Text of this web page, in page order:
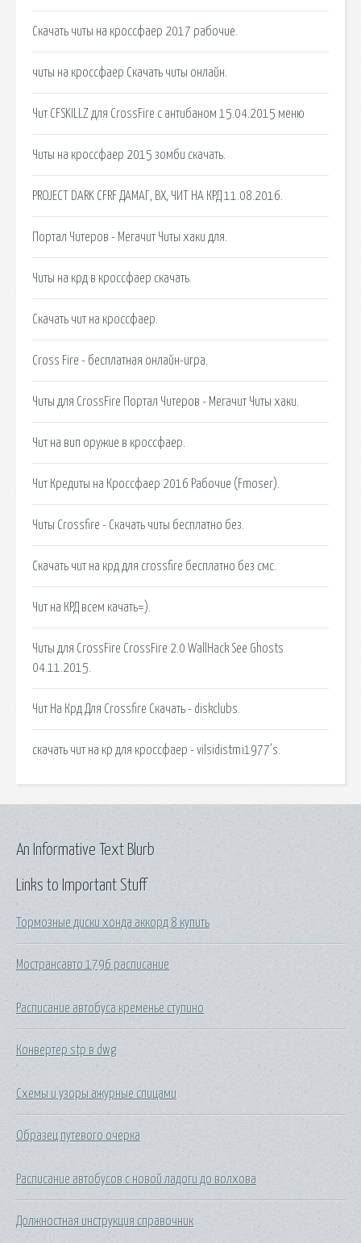
Скачать читы на кроссфаер 2017 рабочие.
читы на кроссфаер Скачать читы онлайн.
Чит CFSKILLZ для CrossFire с антибаном 15.04.2015 меню
Читы на кроссфаер 2015 зомби скачать.
PROJECT DARK CFRF ДАМАГ, ВХ, ЧИТ НА КРД 11.08.2016.
Портал Читеров - Мегачит Читы хаки для.
Читы на крд в кроссфаер скачать.
Скачать чит на кроссфаер.
Cross Fire - бесплатная онлайн-игра.
Читы для CrossFire Портал Читеров - Мегачит Читы хаки.
Чит на вип оружие в кроссфаер.
Чит Кредиты на Кроссфаер 2016 Рабочие (Fmoser).
Читы Crossfire - Скачать читы бесплатно без.
Скачать чит на крд для crossfire бесплатно без смс.
Чит на КРД всем качать=).
Читы для CrossFire CrossFire 2.0 WallHack See Ghosts
04.11.2015.
Чит На Крд Для Crossfire Скачать - diskclubs.
скачать чит на кр для кроссфаер - vilsidistmi1977’s.
Links to Important Stuff
Тормозные диски хонда аккорд 8 купить
Мострансавто 1796 расписание
Расписание автобуса кременье ступино
Конвертер stp в dwg
Схемы и узоры ажурные спицами
Образец путевого очерка
Расписание автобусов с новой ладоги до волхова
Должностная инструкция справочник
An Informative Text Blurb